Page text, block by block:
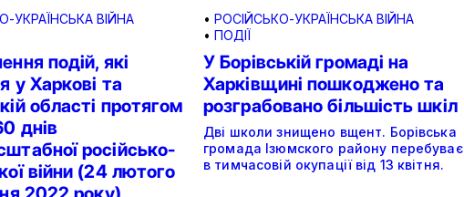
УКРАЇНСЬКА ВІЙНА
подій, які
у Харкові та
області протягом
днів
російсько-
війни (24 лютого
• РОСІЙСЬКО-УКРАЇНСЬКА ВІЙНА
• ПОДІЇ
У Борівській громаді на
Харківщині пошкоджено та
розграбовано більшість шкіл
Дві школи знищено вщент. Борівська
громада Ізюмского району перебуває
в тимчасовій окупації від 13 квітня.